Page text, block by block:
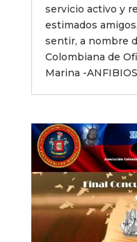
servicio activo y
estimados
sentir, a nombre
Colombiana de
Marina -